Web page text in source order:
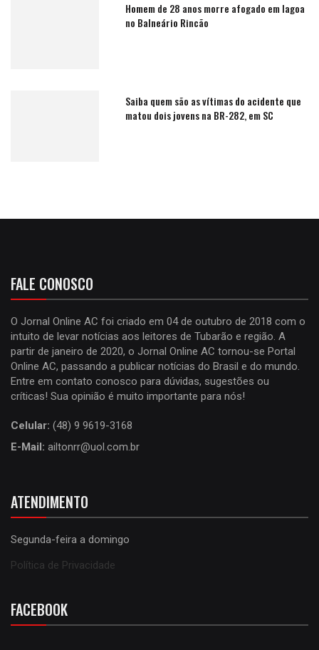
Homem de 28 anos morre afogado em lagoa
no Balneário Rincão
Saiba quem são as vítimas do acidente que
matou dois jovens na BR-282, em SC
FALE CONOSCO
O Jornal Online AC foi criado em 04 de outubro de 2018 com o
intuito de levar notícias aos leitores de Tubarão e região. A
partir de janeiro de 2020, o Jornal Online AC tornou-se Portal
Online AC, passando a publicar notícias do Brasil e do mundo.
Entre em contato conosco para dúvidas, sugestões ou
críticas! Sua opinião é muito importante para nós!
Celular: (48) 9 9619-3168
E-Mail: ailtonrr@uol.com.br
ATENDIMENTO
Segunda-feira a domingo
Política de Privacidade
FACEBOOK